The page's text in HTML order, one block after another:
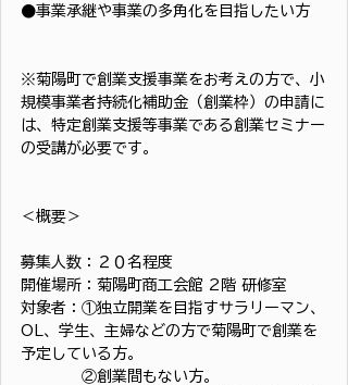
●事業承継や事業の多角化を目指したい方
※菊陽町で創業支援事業をお考えの方で、小
規模事業者持続化補助金（創業枠）の申請に
は、特定創業支援等事業である創業セミナー
の受講が必要です。
＜概要＞
募集人数：２０名程度
開催場所：菊陽町商工会館 2階 研修室
対象者：①独立開業を目指すサラリーマン、
OL、学生、主婦などの方で菊陽町で創業を
予定している方。
②創業間もない方。